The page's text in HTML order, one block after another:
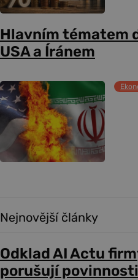
Hlavním tématem
USA a Íránem
Nejnovější články
Odklad AI Actu
porušují